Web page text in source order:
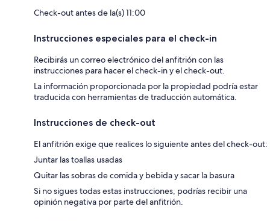
Check-out antes de la(s) 11:00
Instrucciones especiales para el check-in
Recibirás un correo electrónico del anfitrión con las
instrucciones para hacer el check-in y el check-out.
La información proporcionada por la propiedad podría estar
traducida con herramientas de traducción automática.
Instrucciones de check-out
El anfitrión exige que realices lo siguiente antes del check-out:
Juntar las toallas usadas
Quitar las sobras de comida y bebida y sacar la basura
Si no sigues todas estas instrucciones, podrías recibir una
opinión negativa por parte del anfitrión.